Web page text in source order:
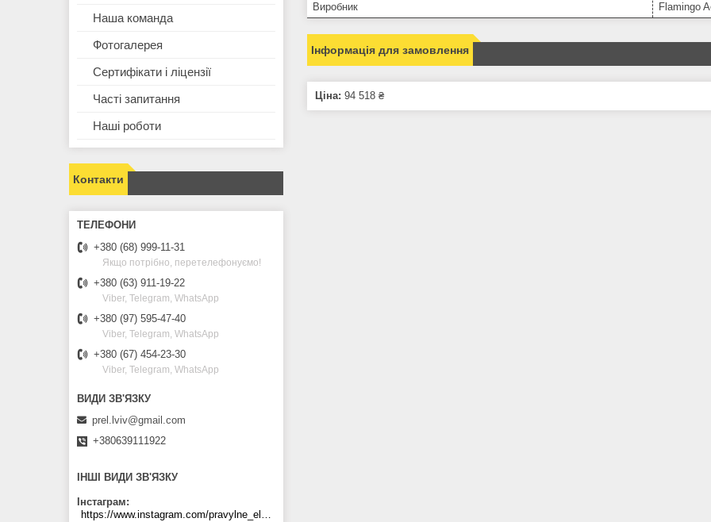
Виробник Flamingo
Інформація для замовлення
Ціна: 94 518 ₴
Наша команда
Фотогалерея
Сертифікати і ліцензії
Часті запитання
Наші роботи
Контакти
+380 (68) 999-11-31
Якщо потрібно, перетелефонуємо!
+380 (63) 911-19-22
Viber, Telegram, WhatsApp
+380 (97) 595-47-40
Viber, Telegram, WhatsApp
+380 (67) 454-23-30
Viber, Telegram, WhatsApp
prel.lviv@gmail.com
+380639111922
ІНШІ ВИДИ ЗВ'ЯЗКУ
Інстаграм
https://www.instagram.com/pravylne_electrozhyvlennya/